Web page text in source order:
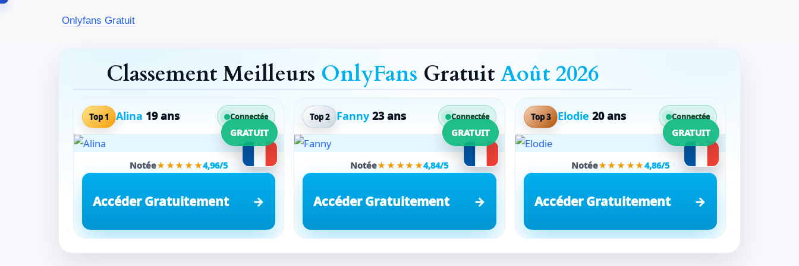
Onlyfans Gratuit
Classement Meilleurs OnlyFans GratuitAoût 2026
Top 1 Alina 19 ans Connectée
GRATUIT
Notée★★★★★4,96/5
Accéder Gratuitement
Top 2 Fanny 23 ans Connectée
GRATUIT
Notée★★★★★4,84/5
Accéder Gratuitement
Top 3 Elodie 20 ans Connectée
GRATUIT
Notée★★★★★4,86/5
Accéder Gratuitement